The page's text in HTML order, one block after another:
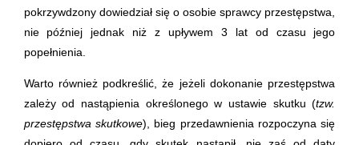
pokrzywdzony dowiedział się o osobie sprawcy przestępstwa,
nie później jednak niż z upływem 3 lat od czasu jego
popełnienia.
Warto również podkreślić, że jeżeli dokonanie przestępstwa
zależy od nastąpienia określonego w ustawie skutku (tzw.
przestępstwa skutkowe), bieg przedawnienia rozpoczyna się